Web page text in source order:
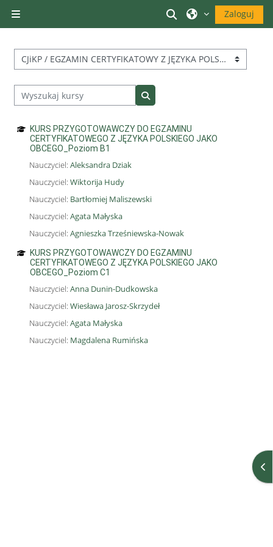
PrzełącznikZaloguj
Kategorie kursów
Wyszukaj kursy
Wyszukaj kursy
KURS PRZYGOTOWAWCZY DO EGZAMINU
CERTYFIKATOWEGO Z JĘZYKA POLSKIEGO JAKO
OBCEGO_Poziom B1
Nauczyciel: Aleksandra Dziak
Nauczyciel: Wiktorija Hudy
Nauczyciel: Bartłomiej Maliszewski
Nauczyciel: Agata Małyska
Nauczyciel: Agnieszka Trześniewska-Nowak
KURS PRZYGOTOWAWCZY DO EGZAMINU
CERTYFIKATOWEGO Z JĘZYKA POLSKIEGO JAKO
OBCEGO_Poziom C1
Nauczyciel: Anna Dunin-Dudkowska
Nauczyciel: Wiesława Jarosz-Skrzydeł
Nauczyciel: Agata Małyska
Nauczyciel: Magdalena Rumińska